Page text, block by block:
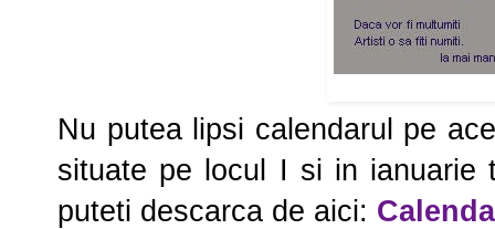
Nu putea lipsi calendarul pe
situate pe locul I si in ianuarie
puteti descarca de aici: